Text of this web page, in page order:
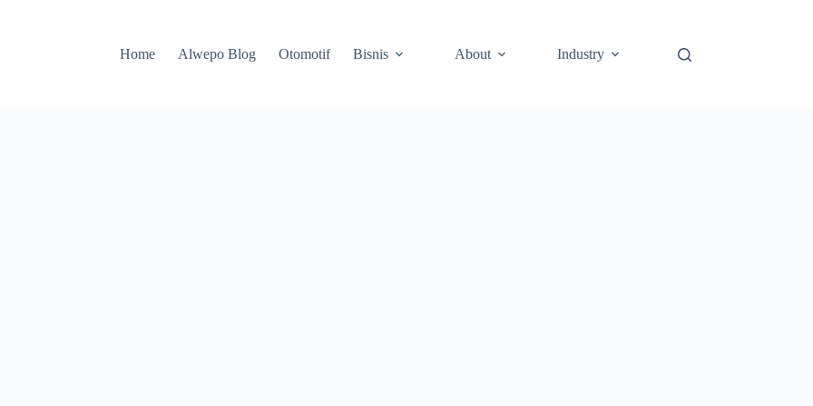
Home
Alwepo Blog Otomotif Bisnis About Industry